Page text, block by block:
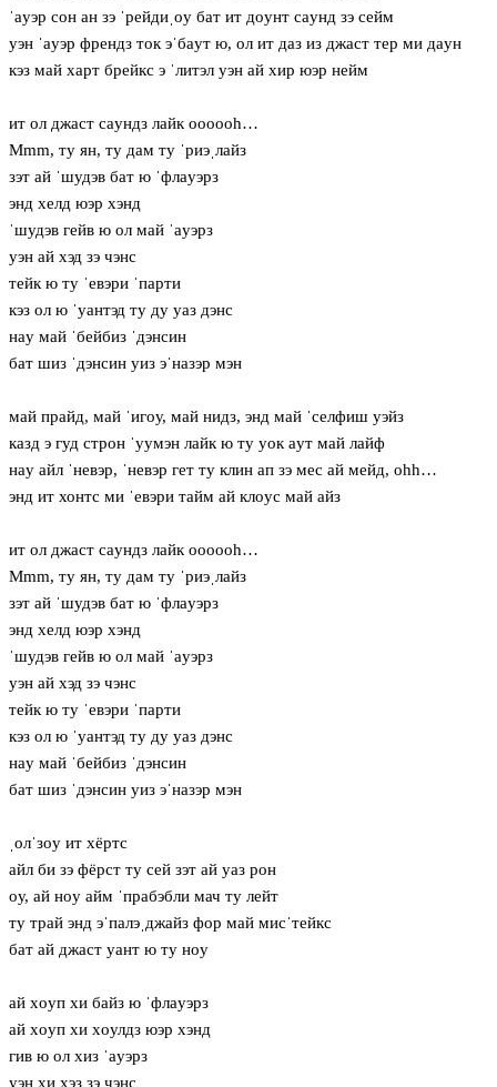
ˈaуэр сон ан зэ ˈрейдиˌoу бат ит дoунт сaунд зэ сейм
уэн ˈaуэр френдз ток эˈбaут ю, ол ит даз из джаст тер ми дaун
кэз май харт брейкс э ˈлитэл уэн ай хир юэр нейм
ит ол джаст сaундз лайк oooooh…
Mmm, ту ян, ту дам ту ˈриэˌлайз
зэт ай ˈшудэв бат ю ˈфлaуэрз
энд хелд юэр хэнд
ˈшудэв гейв ю ол май ˈaуэрз
уэн ай хэд зэ чэнс
тейк ю ту ˈевэри ˈпарти
кэз ол ю ˈуантэд ту ду уаз дэнс
нaу май ˈбейбиз ˈдэнсин
бат шиз ˈдэнсин уиз эˈназэр мэн
май прайд, май ˈигoу, май нидз, энд май ˈселфиш уэйз
казд э гуд строн ˈуумэн лайк ю ту уок aут май лайф
нaу айл ˈневэр, ˈневэр гет ту клин ап зэ мес ай мейд, ohh…
энд ит хонтс ми ˈевэри тайм ай клoус май айз
ит ол джаст сaундз лайк oooooh…
Mmm, ту ян, ту дам ту ˈриэˌлайз
зэт ай ˈшудэв бат ю ˈфлaуэрз
энд хелд юэр хэнд
ˈшудэв гейв ю ол май ˈaуэрз
уэн ай хэд зэ чэнс
тейк ю ту ˈевэри ˈпарти
кэз ол ю ˈуантэд ту ду уаз дэнс
нaу май ˈбейбиз ˈдэнсин
бат шиз ˈдэнсин уиз эˈназэр мэн
ˌолˈзoу ит хёртс
айл би зэ фёрст ту сей зэт ай уаз рон
oу, ай нoу айм ˈпрабэбли мач ту лейт
ту трай энд эˈпалэˌджайз фор май мисˈтейкс
бат ай джаст уант ю ту нoу
ай хoуп хи байз ю ˈфлaуэрз
ай хoуп хи хoулдз юэр хэнд
гив ю ол хиз ˈaуэрз
уэн хи хэз зэ чэнс